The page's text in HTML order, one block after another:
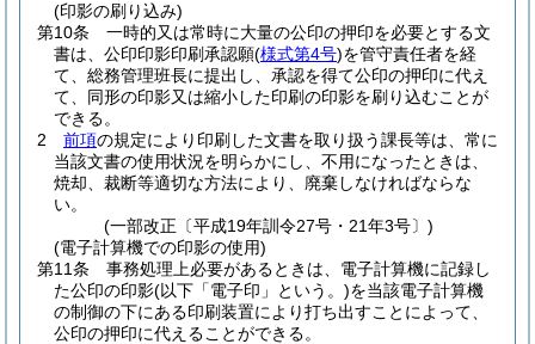
(印影の刷り込み)
第10条
一時的又は常時に大量の公印の押印を必要とする文
書は、公印印影印刷承認願(様式第4号)を管守責任者を経
て、総務管理班長に提出し、承認を得て公印の押印に代え
て、同形の印影又は縮小した印刷の印影を刷り込むことが
できる。
2
前項の規定により印刷した文書を取り扱う課長等は、常に
当該文書の使用状況を明らかにし、不用になったときは、
焼却、裁断等適切な方法により、廃棄しなければならな
い。
(一部改正〔平成19年訓令27号・21年3号〕)
(電子計算機での印影の使用)
第11条
事務処理上必要があるときは、電子計算機に記録し
た公印の印影(以下「電子印」という。)を当該電子計算機
の制御の下にある印刷装置により打ち出すことによって、
公印の押印に代えることができる。